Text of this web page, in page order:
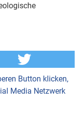
Button klicken,
Media Netzwerk